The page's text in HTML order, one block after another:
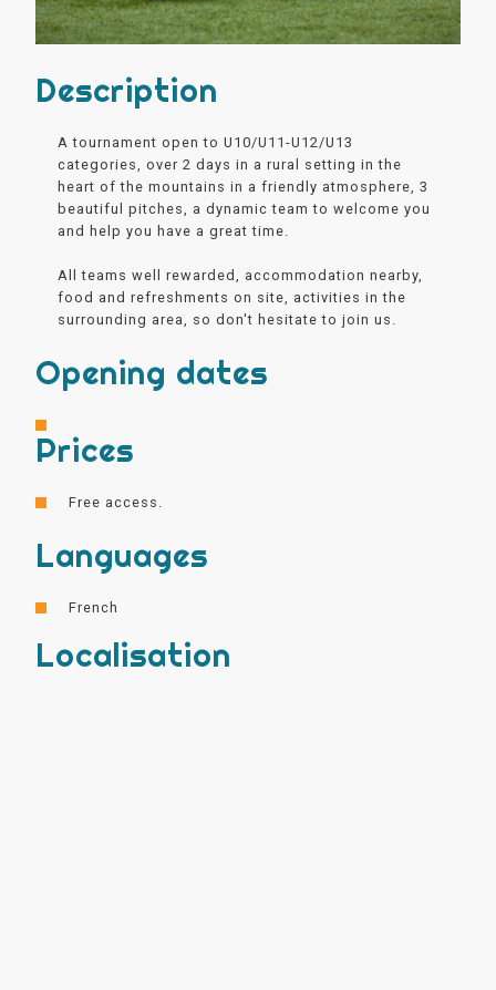
Description
A tournament open to U10/U11-U12/U13
categories, over 2 days in a rural setting in the
heart of the mountains in a friendly atmosphere, 3
beautiful pitches, a dynamic team to welcome you
and help you have a great time.
All teams well rewarded, accommodation nearby,
food and refreshments on site, activities in the
surrounding area, so don't hesitate to join us.
Opening dates
Prices
Free access.
Languages
French
Localisation